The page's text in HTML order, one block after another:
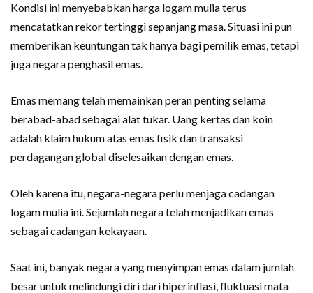
Kondisi ini menyebabkan harga logam mulia terus
mencatatkan rekor tertinggi sepanjang masa. Situasi ini pun
memberikan keuntungan tak hanya bagi pemilik emas, tetapi
juga negara penghasil emas.
Emas memang telah memainkan peran penting selama
berabad-abad sebagai alat tukar. Uang kertas dan koin
adalah klaim hukum atas emas fisik dan transaksi
perdagangan global diselesaikan dengan emas.
Oleh karena itu, negara-negara perlu menjaga cadangan
logam mulia ini. Sejumlah negara telah menjadikan emas
sebagai cadangan kekayaan.
Saat ini, banyak negara yang menyimpan emas dalam jumlah
besar untuk melindungi diri dari hiperinflasi, fluktuasi mata